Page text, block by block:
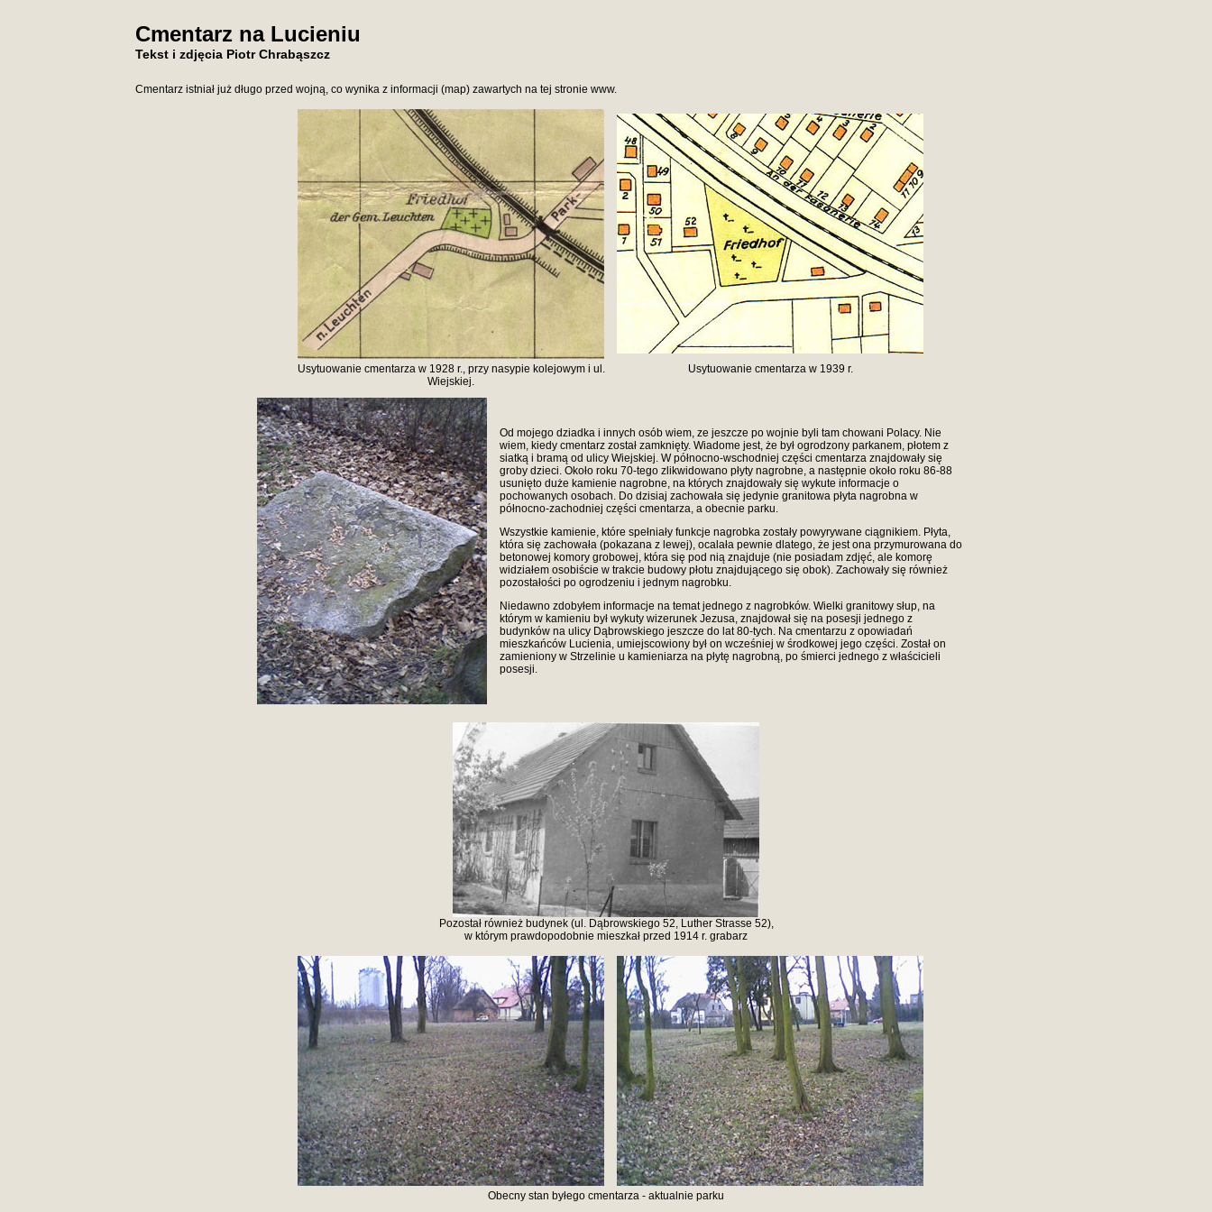
Cmentarz na Lucieniu
Tekst i zdjęcia Piotr Chrabąszcz
Cmentarz istniał już długo przed wojną, co wynika z informacji (map) zawartych na tej stronie www.
Usytuowanie cmentarza w 1928 r., przy nasypie kolejowym i ul.
Wiejskiej.
Usytuowanie cmentarza w 1939 r.
Od mojego dziadka i innych osób wiem, ze jeszcze po wojnie byli tam chowani Polacy. Nie
wiem, kiedy cmentarz został zamknięty. Wiadome jest, że był ogrodzony parkanem, płotem z
siatką i bramą od ulicy Wiejskiej. W północno-wschodniej części cmentarza znajdowały się
groby dzieci. Około roku 70-tego zlikwidowano płyty nagrobne, a następnie około roku 86-88
usunięto duże kamienie nagrobne, na których znajdowały się wykute informacje o
pochowanych osobach. Do dzisiaj zachowała się jedynie granitowa płyta nagrobna w
północno-zachodniej części cmentarza, a obecnie parku.
Wszystkie kamienie, które spełniały funkcje nagrobka zostały powyrywane ciągnikiem. Płyta,
która się zachowała (pokazana z lewej), ocalała pewnie dlatego, że jest ona przymurowana do
betonowej komory grobowej, która się pod nią znajduje (nie posiadam zdjęć, ale komorę
widziałem osobiście w trakcie budowy płotu znajdującego się obok). Zachowały się również
pozostałości po ogrodzeniu i jednym nagrobku.
Niedawno zdobyłem informacje na temat jednego z nagrobków. Wielki granitowy słup, na
którym w kamieniu był wykuty wizerunek Jezusa, znajdował się na posesji jednego z
budynków na ulicy Dąbrowskiego jeszcze do lat 80-tych. Na cmentarzu z opowiadań
mieszkańców Lucienia, umiejscowiony był on wcześniej w środkowej jego części. Został on
zamieniony w Strzelinie u kamieniarza na płytę nagrobną, po śmierci jednego z właścicieli
posesji.
Pozostał również budynek (ul. Dąbrowskiego 52, Luther Strasse 52),
w którym prawdopodobnie mieszkał przed 1914 r. grabarz
Obecny stan byłego cmentarza - aktualnie parku